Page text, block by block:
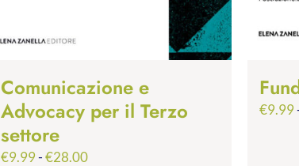
Comunicazione e
Advocacy per il Terzo
settore
€9.99-€28.00Fascia
€9.99